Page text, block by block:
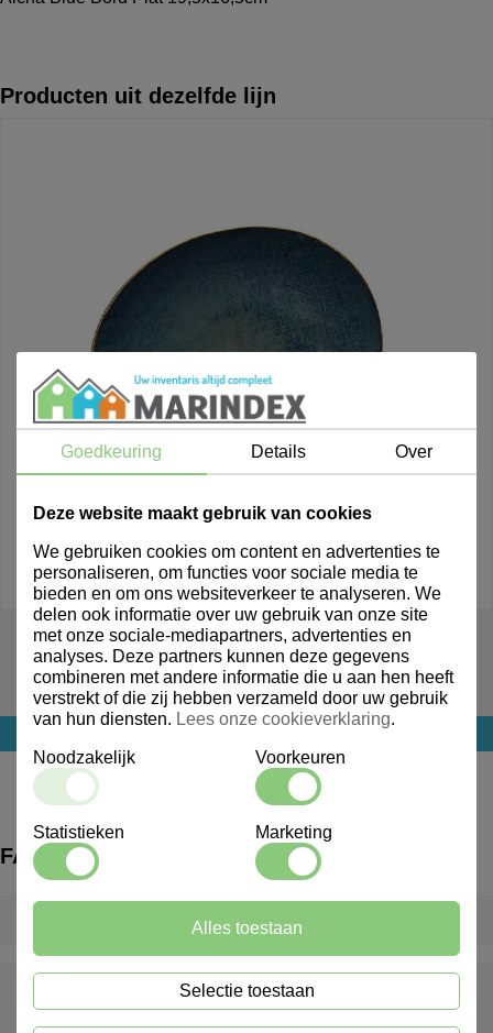
Producten uit dezelfde lijn
201161
Aicha Blue Plat Bord 27x23cm
FAQ
Wat is een inventarispakket?
Wat gebeurt er als er iets ontbreekt of beschadigd is bij
Goedkeuring Details Over
Deze website maakt gebruik van cookies
We gebruiken cookies om content en advertenties te
personaliseren, om functies voor sociale media te
bieden en om ons websiteverkeer te analyseren. We
delen ook informatie over uw gebruik van onze site
met onze sociale-mediapartners, advertenties en
analyses. Deze partners kunnen deze gegevens
combineren met andere informatie die u aan hen heeft
verstrekt of die zij hebben verzameld door uw gebruik
van hun diensten. Lees onze cookieverklaring.
Noodzakelijk Voorkeuren
Statistieken Marketing
Selectie toestaan
Alles toestaan